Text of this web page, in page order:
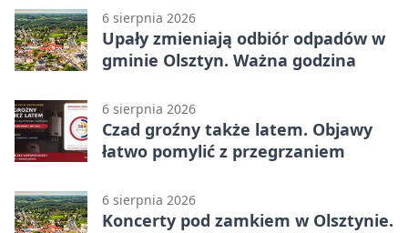
6 sierpnia 2026
Upały zmieniają odbiór odpadów w
gminie Olsztyn. Ważna godzina
6 sierpnia 2026
Czad groźny także latem. Objawy
łatwo pomylić z przegrzaniem
6 sierpnia 2026
Koncerty pod zamkiem w Olsztynie.